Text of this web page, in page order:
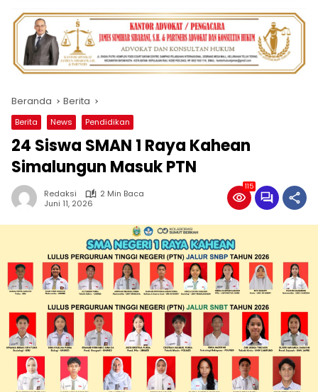
Beranda Berita
Berita News Pendidikan
24 Siswa SMAN 1 Raya Kahean
Simalungun Masuk PTN
Redaksi
2 Min Baca
Juni 11, 2026
115